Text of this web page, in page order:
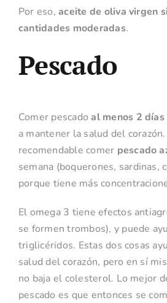
Por eso,aceite de oliva virgen
cantidades moderadas.
Pescado
Comer pescadoal menos 2
a mantener la salud del
recomendable comer pescado
semana (boquerones, sardinas,
porque tiene más
El omega 3 tiene efectos
se formen trombos), y puede
triglicéridos. Estas dos cosas
salud del corazón, pero en sí
no baja el colesterol. Lo mejor
pescado es que entonces se